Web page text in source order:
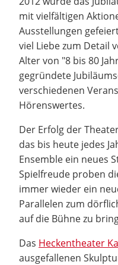
mit vielfältigen
Ausstellungen
viel Liebe zum Detail
Alter von "8 bis 80
gegründete
verschiedenen
Hörenswertes.
Der Erfolg der
das bis heute jedes
Ensemble ein neues
Spielfreude proben
immer wieder ein
Parallelen zum
auf die Bühne zu
Das Heckentheater
ausgefallenen